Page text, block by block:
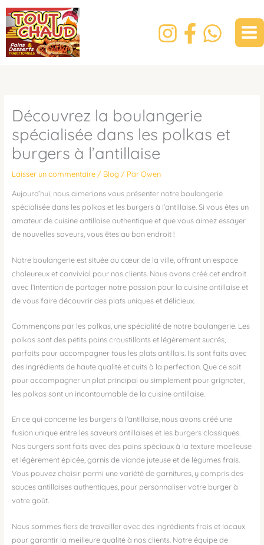
Aller
contenu
Découvrez la boulangerie
spécialisée dans les polkas et
burgers à l’antillaise
Laisser un commentaire / Blog / ParOwen
Aujourd’hui, nous aimerions vous présenter notre boulangerie
spécialisée dans les polkas et les burgers à l’antillaise. Si vous êtes un
amateur de cuisine antillaise authentique et que vous aimez essayer
de nouvelles saveurs, vous êtes au bon endroit !
Notre boulangerie est située au cœur de la ville, offrant un espace
chaleureux et convivial pour nos clients. Nous avons créé cet endroit
avec l’intention de partager notre passion pour la cuisine antillaise et
de vous faire découvrir des plats uniques et délicieux.
Commençons par les polkas, une spécialité de notre boulangerie. Les
polkas sont des petits pains croustillants et légèrement sucrés,
parfaits pour accompagner tous les plats antillais. Ils sont faits avec
des ingrédients de haute qualité et cuits à la perfection. Que ce soit
pour accompagner un plat principal ou simplement pour grignoter,
les polkas sont un incontournable de la cuisine antillaise.
En ce qui concerne les burgers à l’antillaise, nous avons créé une
fusion unique entre les saveurs antillaises et les burgers classiques.
Nos burgers sont faits avec des pains spéciaux à la texture moelleuse
et légèrement épicée, garnis de viande juteuse et de légumes frais.
Vous pouvez choisir parmi une variété de garnitures, y compris des
sauces antillaises authentiques, pour personnaliser votre burger à
votre goût.
Nous sommes fiers de travailler avec des ingrédients frais et locaux
pour garantir la meilleure qualité à nos clients. Notre équipe de